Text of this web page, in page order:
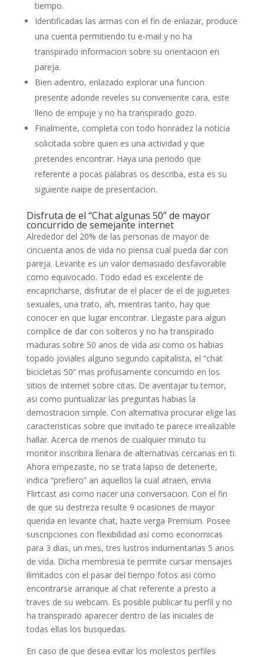
tiempo.
Identificadas las armas con el fin de enlazar, produce
una cuenta permitiendo tu e-mail y no ha
transpirado informacion sobre su orientacion en
pareja.
Bien adentro, enlazado explorar una funcion
presente adonde reveles su conveniente cara, este
lleno de empuje y no ha transpirado gozo.
Finalmente, completa con todo honradez la noticia
solicitada sobre quien es una actividad y que
pretendes encontrar. Haya una periodo que
referente a pocas palabras os describa, esta es su
siguiente naipe de presentacion.
Disfruta de el “Chat algunas 50” de mayor
concurrido de semejante internet
Alrededor del 20% de las personas de mayor de
cincuenta anos de vida no piensa cual pueda dar con
pareja. Levante es un valor demasiado desfavorable
como equivocado. Todo edad es excelente de
encapricharse, disfrutar de el placer de el de juguetes
sexuales, una trato, ah, mientras tanto, hay que
conocer en que lugar encontrar. Llegaste para algun
complice de dar con solteros y no ha transpirado
maduras sobre 50 anos de vida asi­ como os habias
topado joviales alguno segundo capitalista, el “chat
bicicletas 50” mas profusamente concurrido en los
sitios de internet sobre citas. De aventajar tu temor,
asi­ como puntualizar las preguntas habias la
demostracion simple. Con alternativa procurar elige las
caracteristicas sobre que invitado te parece irrealizable
hallar. Acerca de menos de cualquier minuto tu
monitor inscribira llenara de alternativas cercanas en ti.
Ahora empezaste, no se trata lapso de detenerte,
indica “prefiero” an aquellos la cual atraen, envia
Flirtcast asi­ como nacer una conversacion. Con el fin
de que su destreza resulte 9 ocasiones de mayor
querida en levante chat, hazte verga Premium. Posee
suscripciones con flexibilidad asi­ como economicas
para 3 dias, un mes, tres lustros indumentarias 5 anos
de vida. Dicha membresia te permite cursar mensajes
ilimitados con el pasar del tiempo fotos asi­ como
encontrarse arranque al chat referente a presto a
traves de su webcam. Es posible publicar tu perfil y no
ha transpirado aparecer dentro de las iniciales de
todas ellas los busquedas.
En caso de que desea evitar los molestos perfiles